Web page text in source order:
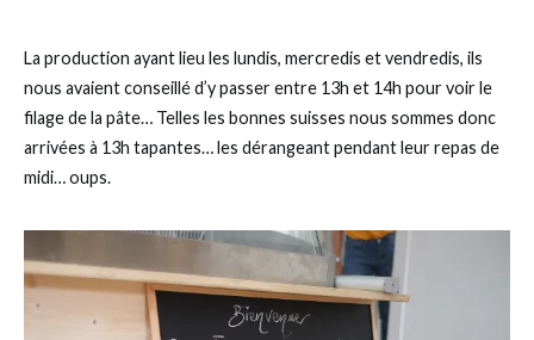
La production ayant lieu les lundis, mercredis et vendredis, ils
nous avaient conseillé d’y passer entre 13h et 14h pour voir le
filage de la pâte… Telles les bonnes suisses nous sommes donc
arrivées à 13h tapantes… les dérangeant pendant leur repas de
midi… oups.